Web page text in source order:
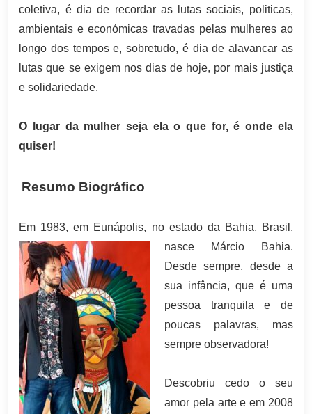
coletiva, é dia de recordar as lutas sociais, politicas,
ambientais e económicas travadas pelas mulheres ao
longo dos tempos e, sobretudo, é dia de alavancar as
lutas que se exigem nos dias de hoje, por mais justiça
e solidariedade.
O lugar da mulher seja ela o que for, é onde ela
quiser!
Resumo Biográfico
Em 1983, em Eunápolis, no estado da Bahia, Brasil,
nasce Márcio
Bahia.
Desde sempre, desde a
sua infância, que é uma
pessoa tranquila e de
poucas palavras, mas
sempre observadora!
Descobriu cedo o seu
amor pela arte e em 2008